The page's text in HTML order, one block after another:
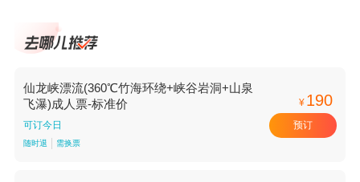
仙龙峡漂流(360℃竹海环绕+峡谷岩洞+山泉
飞瀑)成人票-标准价
可订今日
随时退 需换票
¥ 190
预订